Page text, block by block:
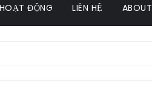
HOẠT ĐỘNG LIÊN HỆ ABOUT